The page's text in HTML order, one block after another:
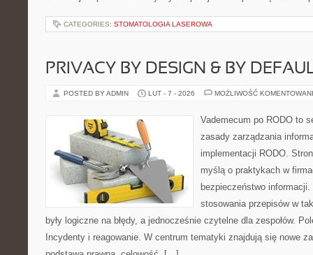
CATEGORIES: STOMATOLOGIA LASEROWA
PRIVACY BY DESIGN & BY
POSTED BY ADMIN LUT - 7 - 2026 MOŻLIWOŚĆ
Vademecum po RODO to
zasady zarządzania
implementacji RODO.
myślą o praktykach w
bezpieczeństwo
stosowania przepisów w
były logiczne na błędy, a jednocześnie czytelne dla zespołów.
Incydenty i reagowanie. W centrum tematyki znajdują się nowe